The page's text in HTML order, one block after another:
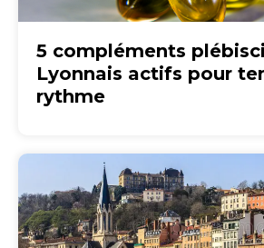
5 compléments
Lyonnais actifs pour
rythme